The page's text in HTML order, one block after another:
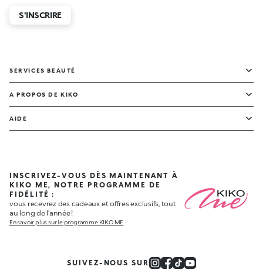
S'INSCRIRE
SERVICES BEAUTÉ
A PROPOS DE KIKO
AIDE
INSCRIVEZ-VOUS DÈS MAINTENANT À
KIKO ME, NOTRE PROGRAMME DE
FIDÉLITÉ :
vous recevrez des cadeaux et offres exclusifs, tout
au long de l'année !
En savoir plus sur le programme KIKO ME
SUIVEZ-NOUS SUR